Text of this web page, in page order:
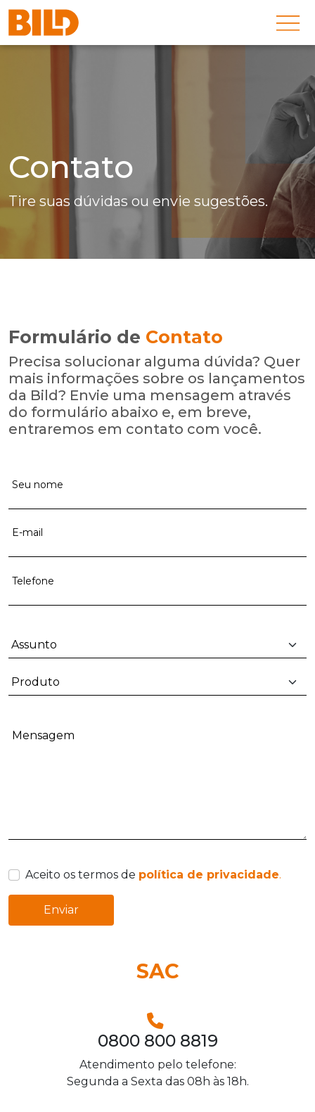
Contato
Tire suas dúvidas ou envie sugestões.
Formulário de Contato
Precisa solucionar alguma dúvida? Quer
mais informações sobre os lançamentos
da Bild? Envie uma mensagem através
do formulário abaixo e, em breve,
entraremos em contato com você.
Seu nome
E-mail
Telefone
Mensagem
Aceito os termos de política de privacidade.
Enviar
SAC
0800 800 8819
Atendimento pelo telefone:
Segunda a Sexta das 08h às 18h.